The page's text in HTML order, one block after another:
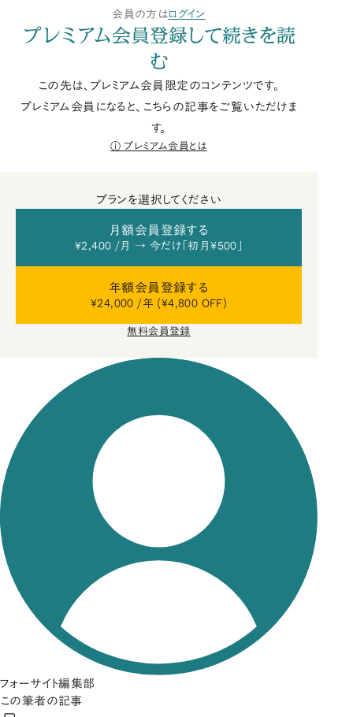
会員の方はログイン
プレミアム会員登録して続きを読
む
この先は、プレミアム会員限定のコンテンツです。
プレミアム会員になると、こちらの記事をご覧いただけま
す。
プレミアム会員とは
プランを選択してください
月額会員登録する
¥2,400 /月 → 今だけ「初月¥500」
年額会員登録する
¥24,000 /年 (¥4,800 OFF)
無料会員登録
フォーサイト編集部
この筆者の記事